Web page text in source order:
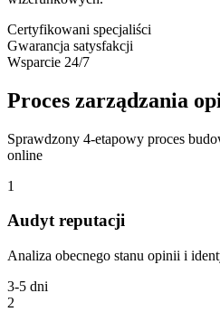
Certyfikowani specjaliści
Gwarancja satysfakcji
Wsparcie 24/7
Proces zarządzania
Sprawdzony 4-etapowy proces
online
1
Audyt reputacji
Analiza obecnego stanu opinii i
3-5 dni
2